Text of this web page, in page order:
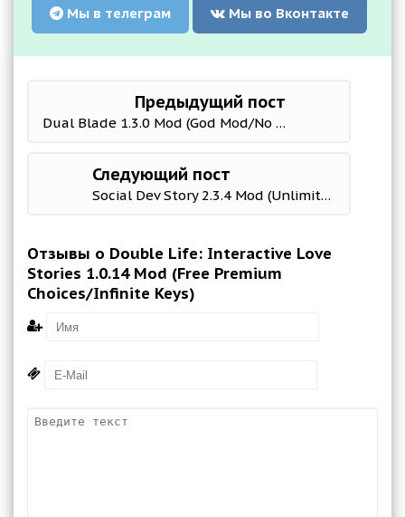
Мы в телеграм Мы во Вконтакте
Предыдущий пост
Dual Blade 1.3.0 Mod (God Mod/No Skill CD)
Следующий пост
Social Dev Story 2.3.4 Mod (Unlimited Money)
Отзывы о Double Life: Interactive Love
Stories 1.0.14 Mod (Free Premium
Choices/Infinite Keys)